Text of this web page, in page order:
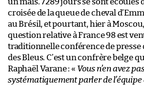
croisée de la queue de cheval
au Brésil, et pourtant, hier à
question relative à France 98 est
traditionnelle conférence de presse
des Bleus. C’est un confrère belge
Raphaël Varane : « Vous n’en avez
systématiquement parler de l’équipe